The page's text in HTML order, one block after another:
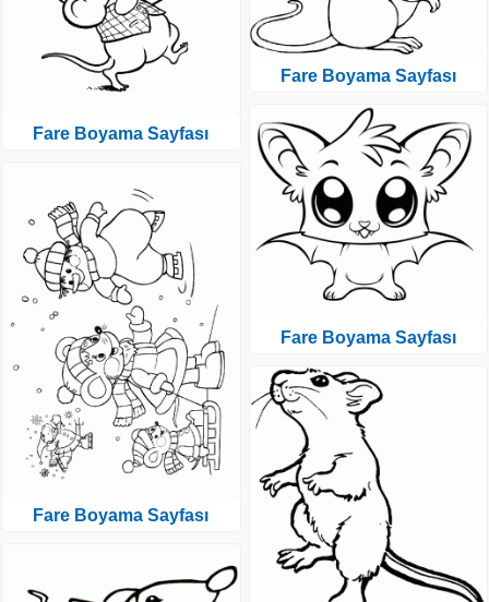
Fare Boyama Sayfası
Fare Boyama Sayfası
Fare Boyama Sayfası
Fare Boyama Sayfası